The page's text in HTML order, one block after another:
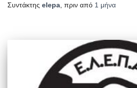
Συντάκτης elepa, πριν από 1 μήνα